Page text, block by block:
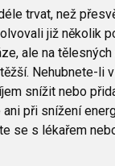
trvat, než
již několik
ale na tělesných
Nehubnete-li
snížit nebo
při snížení
se s lékařem